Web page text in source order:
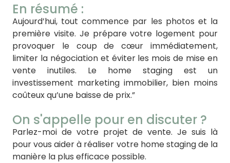
En résumé :
Aujourd’hui, tout commence par les photos et la
première visite. Je prépare votre logement pour
provoquer le coup de cœur immédiatement,
limiter la négociation et éviter les mois de mise en
vente inutiles. Le home staging est un
investissement marketing immobilier, bien moins
coûteux qu’une baisse de prix.”
On s'appelle pour en discuter ?
Parlez-moi de votre projet de vente. Je suis là
pour vous aider à réaliser votre home staging de la
manière la plus efficace possible.